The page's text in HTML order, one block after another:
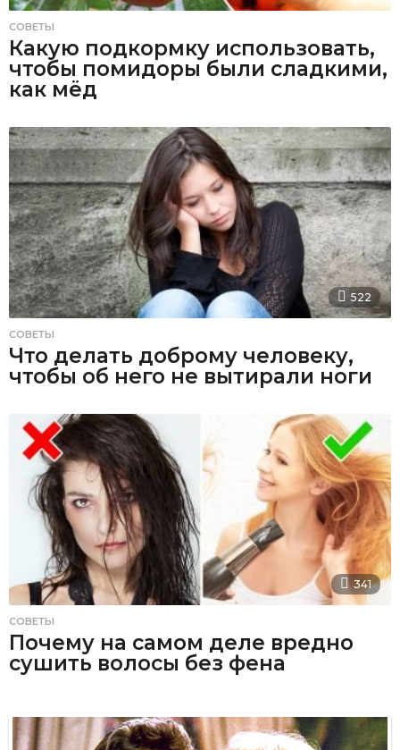
СОВЕТЫ
Какую подкормку использовать,
чтобы помидоры были сладкими,
как мёд
522
СОВЕТЫ
Что делать доброму человеку,
чтобы об него не вытирали ноги
341
СОВЕТЫ
Почему на самом деле вредно
сушить волосы без фена